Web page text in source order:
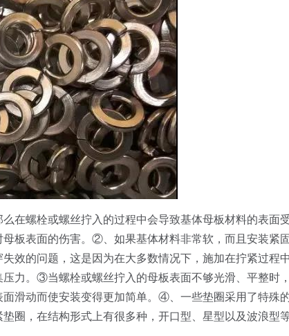
在螺栓或螺丝拧入的过程中会导致基体母板材料的表面
板表面的伤害。②、如果基体材料非常软，而且安装紧
效的问题，这是因为在大多数情况下，施加在拧紧过程
力。③当螺栓或螺丝拧入的母板表面不够光滑、平整时
滑动而使安装变得更加简单。④、一些垫圈采用了特殊
圈，在结构形式上有很多种，开口型、星型以及波浪型